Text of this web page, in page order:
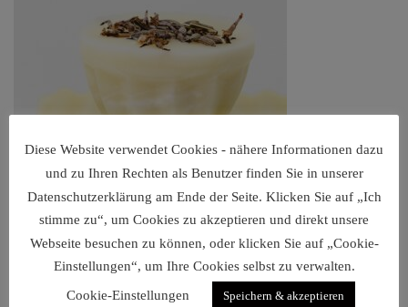
Diese Website verwendet Cookies - nähere Informationen dazu
und zu Ihren Rechten als Benutzer finden Sie in unserer
Datenschutzerklärung am Ende der Seite. Klicken Sie auf „Ich
stimme zu“, um Cookies zu akzeptieren und direkt unsere
Webseite besuchen zu können, oder klicken Sie auf „Cookie-
Einstellungen“, um Ihre Cookies selbst zu verwalten.
Cookie-Einstellungen
Speichern & akzeptieren